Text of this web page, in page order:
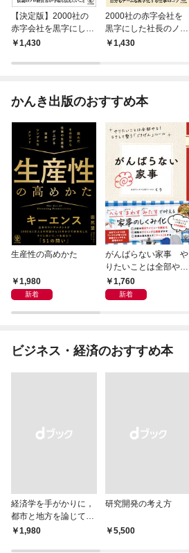
【決定版】2000社の
赤字会社を黒字にした
社長のノートfinal
1,430
2000社の赤字会社を
黒字にした社長のノー
ト利益を出すリーダー
1,430
かんき出版のおすすめ本
生産性の高めかた
1,980
新着
がんばらない家事 や
りたいことは全部や
る！ラクして整う「ご
きげん」ルール
1,760
新着
ビジネス・経済のおすすめ本
経済学を手がかりに，
都市と地方を論じてみ
よう
￥1,980
研究開発の考え方
￥5,500